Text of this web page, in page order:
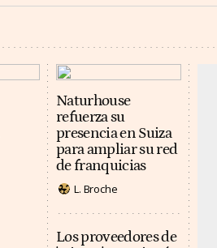
Naturhouse
refuerza su
presencia en Suiza
para ampliar su red
de franquicias
L. Broche
Los proveedores de